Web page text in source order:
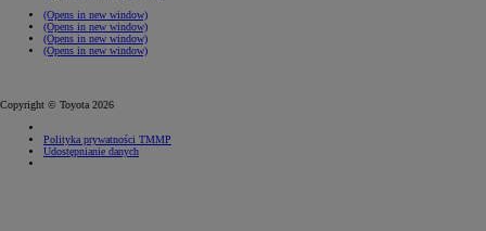
(Opens in new window)
(Opens in new window)
(Opens in new window)
(Opens in new window)
Copyright © Toyota 2026
Polityka prywatności TMMP
Udostępnianie danych